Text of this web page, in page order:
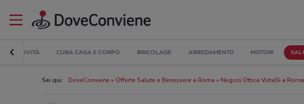
NOVITÀ CURA CASA E CORPO BRICOLAGE ARREDAMENTO MOTORI
Sei qui: DoveConviene Offerte Salute e Benessere a Roma Negozi Ottica VistaSì a Roma